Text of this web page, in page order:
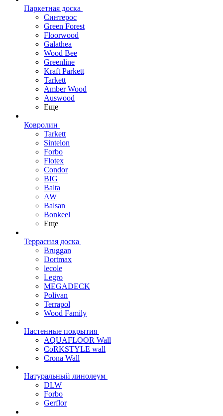
Паркетная доска
Синтерос
Green Forest
Floorwood
Galathea
Wood Bee
Greenline
Kraft Parkett
Tarkett
Amber Wood
Auswood
Еще
Ковролин
Tarkett
Sintelon
Forbo
Flotex
Condor
BIG
Balta
AW
Balsan
Bonkeel
Еще
Террасная доска
Bruggan
Dortmax
lecole
Legro
MEGADECK
Polivan
Terrapol
Wood Family
Настенные покрытия
AQUAFLOOR Wall
CoRKSTYLE wall
Crona Wall
Натуральный линолеум
DLW
Forbo
Gerflor